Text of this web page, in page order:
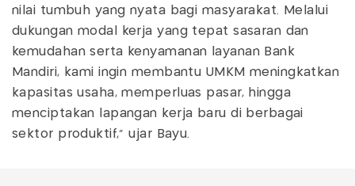
nilai tumbuh yang nyata bagi masyarakat. Melalui
dukungan modal kerja yang tepat sasaran dan
kemudahan serta kenyamanan layanan Bank
Mandiri, kami ingin membantu UMKM meningkatkan
kapasitas usaha, memperluas pasar, hingga
menciptakan lapangan kerja baru di berbagai
sektor produktif," ujar Bayu.